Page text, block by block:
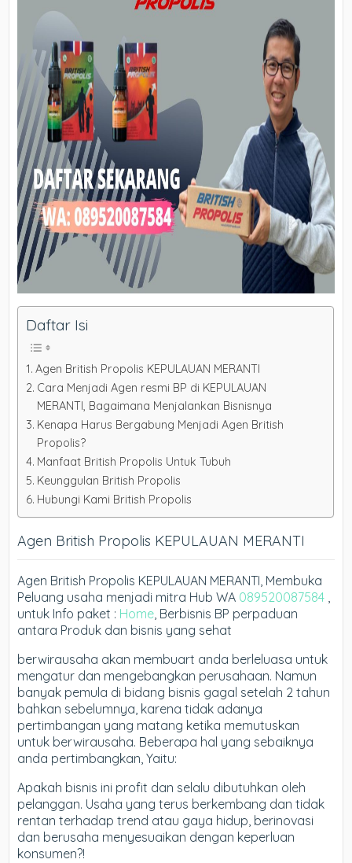
Daftar Isi
Agen British Propolis KEPULAUAN MERANTI
Cara Menjadi Agen resmi BP di KEPULAUAN
MERANTI, Bagaimana Menjalankan Bisnisnya
Kenapa Harus Bergabung Menjadi Agen British
Propolis?
Manfaat British Propolis Untuk Tubuh
Keunggulan British Propolis
Hubungi Kami British Propolis
Agen British Propolis KEPULAUAN MERANTI
Agen British Propolis KEPULAUAN MERANTI, Membuka
Peluang usaha menjadi mitra Hub WA 089520087584 ,
untuk Info paket : Home, Berbisnis BP perpaduan
antara Produk dan bisnis yang sehat
berwirausaha akan membuart anda berleluasa untuk
mengatur dan mengebangkan perusahaan. Namun
banyak pemula di bidang bisnis gagal setelah 2 tahun
bahkan sebelumnya, karena tidak adanya
pertimbangan yang matang ketika memutuskan
untuk berwirausaha. Beberapa hal yang sebaiknya
anda pertimbangkan, Yaitu:
Apakah bisnis ini profit dan selalu dibutuhkan oleh
pelanggan. Usaha yang terus berkembang dan tidak
rentan terhadap trend atau gaya hidup, berinovasi
dan berusaha menyesuaikan dengan keperluan
konsumen?!